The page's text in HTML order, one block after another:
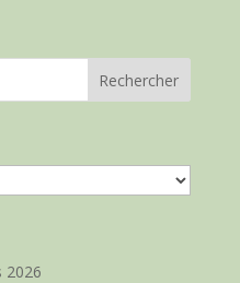
2026